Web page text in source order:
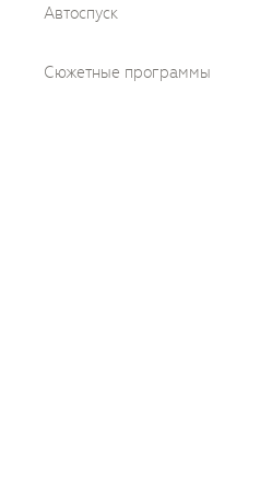
Автоспуск
Сюжетные программы